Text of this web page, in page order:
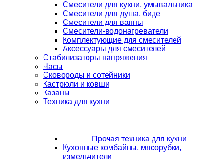
Смесители для кухни, умывальника
Смесители для душа, биде
Смесители для ванны
Смесители-водонагреватели
Комплектующие для смесителей
Аксессуары для смесителей
Стабилизаторы напряжения
Часы
Сковороды и сотейники
Кастрюли и ковши
Казаны
Техника для кухни
Прочая техника для кухни
Кухонные комбайны, мясорубки,
измельчители